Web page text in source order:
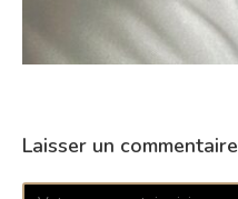
Laisser un commentaire